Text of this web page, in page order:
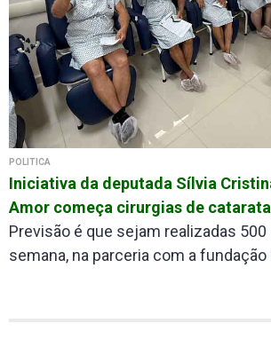
POLÍTICA
Iniciativa da deputada Sílvia
Amor começa cirurgias de
Previsão é que sejam realizadas
semana, na parceria com a fundação